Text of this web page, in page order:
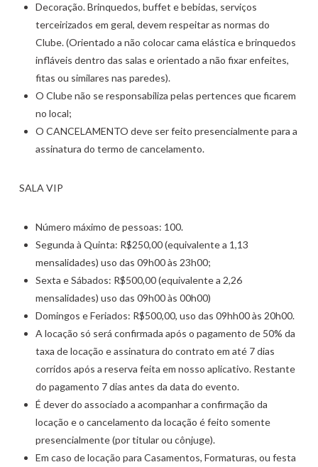
Decoração. Brinquedos, buffet e bebidas, serviços
terceirizados em geral, devem respeitar as normas do
Clube. (Orientado a não colocar cama elástica e brinquedos
infláveis dentro das salas e orientado a não fixar enfeites,
fitas ou similares nas paredes).
O Clube não se responsabiliza pelas pertences que ficarem
no local;
O CANCELAMENTO deve ser feito presencialmente para a
assinatura do termo de cancelamento.
SALA VIP
Número máximo de pessoas: 100.
Segunda à Quinta: R$250,00 (equivalente a 1,13
mensalidades) uso das 09h00 às 23h00;
Sexta e Sábados: R$500,00 (equivalente a 2,26
mensalidades) uso das 09h00 às 00h00)
Domingos e Feriados: R$500,00, uso das 09hh00 às 20h00.
A locação só será confirmada após o pagamento de 50% da
taxa de locação e assinatura do contrato em até 7 dias
corridos após a reserva feita em nosso aplicativo. Restante
do pagamento 7 dias antes da data do evento.
É dever do associado a acompanhar a confirmação da
locação e o cancelamento da locação é feito somente
presencialmente (por titular ou cônjuge).
Em caso de locação para Casamentos, Formaturas, ou festa